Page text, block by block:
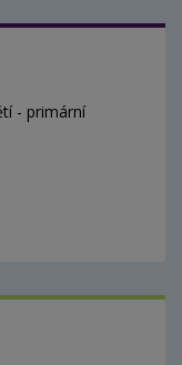
- primární